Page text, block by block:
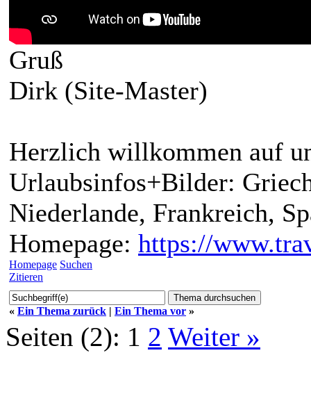
Gruß
Dirk (Site-Master)
Herzlich willkommen auf
Urlaubsinfos+Bilder:
Niederlande, Frankreich,
Homepage: https://
Homepage Suchen
Zitieren
« Ein Thema zurück | Ein Thema vor »
Seiten (2): 1 2 Weiter »